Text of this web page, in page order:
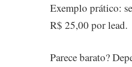
Exemplo prático:
R$ 25,00 por lead.
Parece barato?